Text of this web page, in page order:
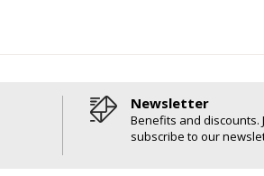
Newsletter
Benefits and discounts.
subscribe to our